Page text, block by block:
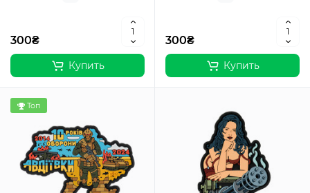
300₴
Купить
300₴
Купить
Топ